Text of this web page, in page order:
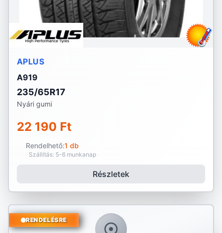
APLUS
A919
235/65R17
Nyári gumi
22 190 Ft
Rendelhető:1 db
Szállítás: 5-6 munkanap
Részletek
RENDELÉSRE